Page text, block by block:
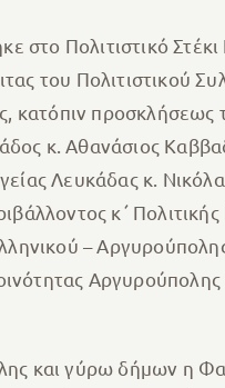
στο Πολιτιστικό
του Πολιτιστικού
κατόπιν
κ. Αθανάσιος
Λευκάδας κ.
κ΄
–
Αργυρούπολης
και γύρω δήμων η